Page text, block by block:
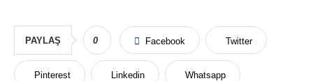
PAYLAŞ 0 Facebook Twitter
Pinterest Linkedin Whatsapp